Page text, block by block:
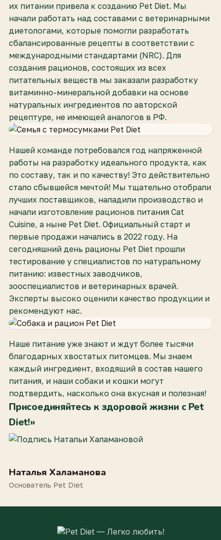
их питании привела к созданию Pet Diet. Мы
начали работать над составами с ветеринарными
диетологами, которые помогли разработать
сбалансированные рецепты в соответствии с
международными стандартами (NRC). Для
создания рационов, состоящих из всех
питательных веществ мы заказали разработку
витаминно-минеральной добавки на основе
натуральных ингредиентов по авторской
рецептуре, не имеющей аналогов в РФ.
Нашей команде потребовался год напряженной
работы на разработку идеального продукта, как
по составу, так и по качеству! Это действительно
стало сбывшейся мечтой! Мы тщательно отобрали
лучших поставщиков, наладили производство и
начали изготовление рационов питания Cat
Cuisine, а ныне Pet Diet. Официальный старт и
первые продажи начались в 2022 году. На
сегодняшний день рационы Pet Diet прошли
тестирование у специалистов по натуральному
питанию: известных заводчиков,
зооспециалистов и ветеринарных врачей.
Эксперты высоко оценили качество продукции и
рекомендуют нас.
Наше питание уже знают и ждут более тысячи
благодарных хвостатых питомцев. Мы знаем
каждый ингредиент, входящий в состав нашего
питания, и наши собаки и кошки могут
подтвердить, насколько она вкусная и полезная!
Присоединяйтесь к здоровой жизни с Pet
Diet!»
Наталья Халаманова
Основатель Pet Diet